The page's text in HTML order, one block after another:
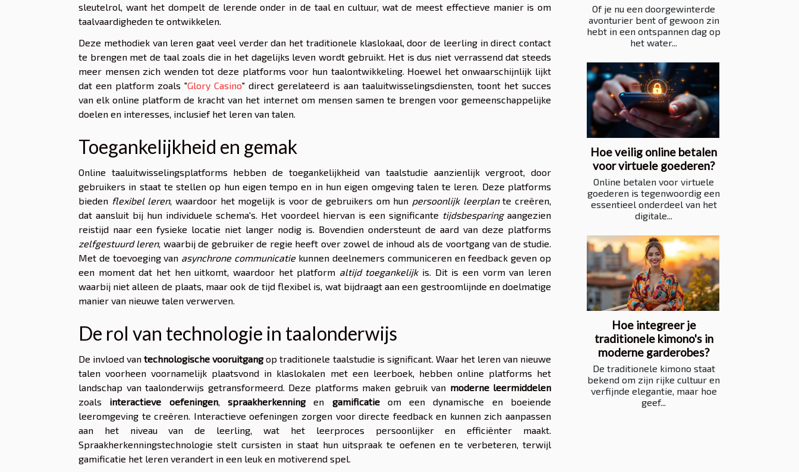
sleutelrol, want het dompelt de lerende onder in de taal en cultuur, wat de meest effectieve manier is om
taalvaardigheden te ontwikkelen.
Deze methodiek van leren gaat veel verder dan het traditionele klaslokaal, door de leerling in direct contact
te brengen met de taal zoals die in het dagelijks leven wordt gebruikt. Het is dus niet verrassend dat steeds
meer mensen zich wenden tot deze platforms voor hun taalontwikkeling. Hoewel het onwaarschijnlijk lijkt
dat een platform zoals "Glory Casino" direct gerelateerd is aan taaluitwisselingsdiensten, toont het succes
van elk online platform de kracht van het internet om mensen samen te brengen voor gemeenschappelijke
doelen en interesses, inclusief het leren van talen.
Toegankelijkheid en gemak
Online taaluitwisselingsplatforms hebben de toegankelijkheid van taalstudie aanzienlijk vergroot, door
gebruikers in staat te stellen op hun eigen tempo en in hun eigen omgeving talen te leren. Deze platforms
bieden flexibel leren, waardoor het mogelijk is voor de gebruikers om hun persoonlijk leerplante creëren,
dat aansluit bij hun individuele schema's. Het voordeel hiervan is een significante tijdsbesparingaangezien
reistijd naar een fysieke locatie niet langer nodig is. Bovendien ondersteunt de aard van deze platforms
zelfgestuurd leren, waarbij de gebruiker de regie heeft over zowel de inhoud als de voortgang van de studie.
Met de toevoeging van asynchrone communicatiekunnen deelnemers communiceren en feedback geven op
een moment dat het hen uitkomt, waardoor het platform altijd toegankelijkis. Dit is een vorm van leren
waarbij niet alleen de plaats, maar ook de tijd flexibel is, wat bijdraagt aan een gestroomlijnde en doelmatige
manier van nieuwe talen verwerven.
De rol van technologie in taalonderwijs
De invloed vantechnologische vooruitgangop traditionele taalstudie is significant. Waar het leren van nieuwe
talen voorheen voornamelijk plaatsvond in klaslokalen met een leerboek, hebben online platforms het
landschap van taalonderwijs getransformeerd. Deze platforms maken gebruik van moderne leermiddelen
zoals interactieve oefeningen, spraakherkenningen gamificatieom een dynamische en boeiende
leeromgeving te creëren. Interactieve oefeningen zorgen voor directe feedback en kunnen zich aanpassen
aan het niveau van de leerling, wat het leerproces persoonlijker en efficiënter maakt.
Spraakherkenningstechnologie stelt cursisten in staat hun uitspraak te oefenen en te verbeteren, terwijl
gamificatie het leren verandert in een leuk en motiverend spel.
Of je nu een doorgewinterde
avonturier bent of gewoon zin
hebt in een ontspannen dag op
het water...
Hoe veilig online betalen
voor virtuele goederen?
Online betalen voor virtuele
goederen is tegenwoordig een
essentieel onderdeel van het
digitale...
Hoe integreer je
traditionele kimono's in
moderne garderobes?
De traditionele kimono staat
bekend om zijn rijke cultuur en
verfijnde elegantie, maar hoe
geef...